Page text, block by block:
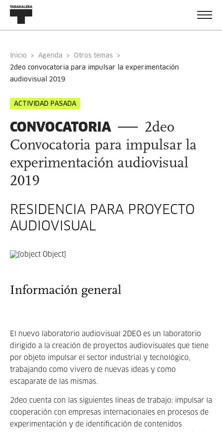
Inicio Agenda
Otros temas
2deo convocatoria para impulsar la experimentación
audiovisual 2019
ACTIVIDAD PASADA
CONVOCATORIA
2deo
Convocatoria para impulsar la
experimentación audiovisual
2019
RESIDENCIA PARA PROYECTO
AUDIOVISUAL
Información general
El nuevo laboratorio audiovisual 2DEO es un laboratorio
dirigido a la creación de proyectos audiovisuales que tiene
por objeto impulsar el sector industrial y tecnológico,
trabajando como vivero de nuevas ideas y como
escaparate de las mismas.
2deo cuenta con las siguientes líneas de trabajo: impulsar la
cooperación con empresas internacionales en procesos de
experimentación y de identificación de contenidos